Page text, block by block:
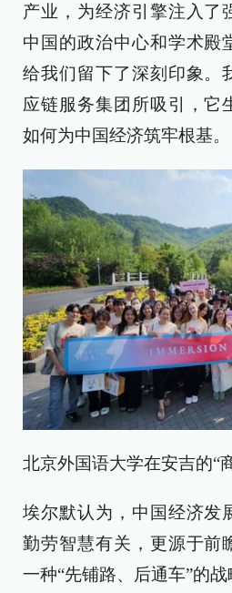
产业，为经济引擎注入了
中国的政治中心和学术殿
给我们留下了深刻印象。
应链服务集团所吸引，它
如何为中国经济筑牢根基。
北京外国语大学在安吉的“
埃尔默认为，中国经济发
勤劳智慧有关，更源于前
一种“先铺路、后通车”的战